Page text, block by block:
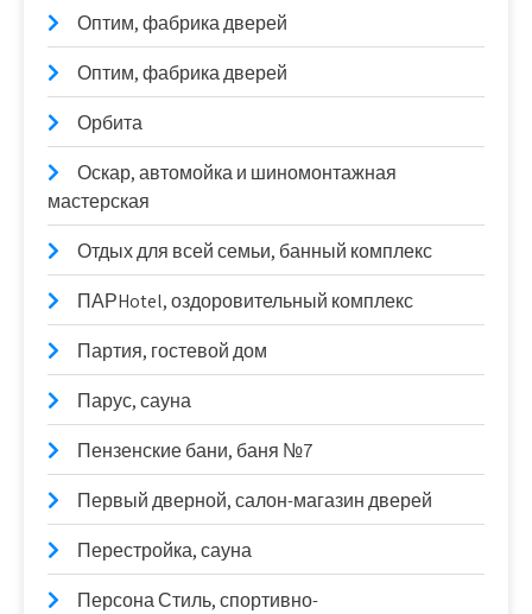
Оптим, фабрика дверей
Оптим, фабрика дверей
Орбита
Оскар, автомойка и шиномонтажная
мастерская
Отдых для всей семьи, банный комплекс
ПАРHotel, оздоровительный комплекс
Партия, гостевой дом
Парус, сауна
Пензенские бани, баня №7
Первый дверной, салон-магазин дверей
Перестройка, сауна
Персона Стиль, спортивно-